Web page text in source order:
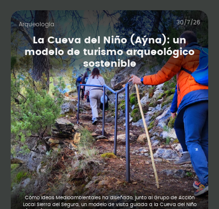
Arqueología 30/7/26
La Cueva del Niño (Aýna): un
modelo de turismo arqueológico
sostenible
Cómo Ideas Medioambientales ha diseñado, junto al Grupo de Acción
Local Sierra del Segura, un modelo de visita guiada a la Cueva del Niño